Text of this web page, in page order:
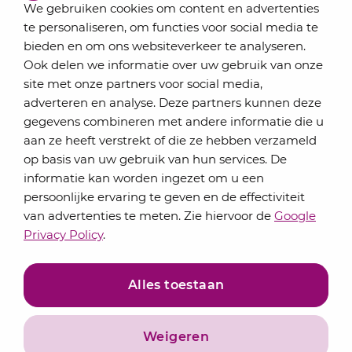
We gebruiken cookies om content en advertenties
te personaliseren, om functies voor social media te
bieden en om ons websiteverkeer te analyseren.
Ook delen we informatie over uw gebruik van onze
site met onze partners voor social media,
adverteren en analyse. Deze partners kunnen deze
gegevens combineren met andere informatie die u
aan ze heeft verstrekt of die ze hebben verzameld
op basis van uw gebruik van hun services. De
informatie kan worden ingezet om u een
persoonlijke ervaring te geven en de effectiviteit
van advertenties te meten. Zie hiervoor de Google
Privacy Policy.
Alles toestaan
Weigeren
Schrijf je in voor onze nieuwsbrief
Elke maand bundelen de adviseurs van Lansigt in
de eSigt het nieuws.
Jouw emailadres
Inschrijven